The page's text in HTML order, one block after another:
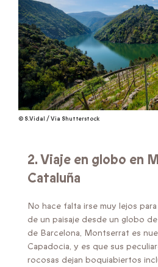
© S.Vidal / Via Shutterstock
2. Viaje en globo en
Cataluña
No hace falta irse muy lejos
de un paisaje desde un globo
de Barcelona, Montserrat es
Capadocia, y es que sus
rocosas dejan boquiabiertos